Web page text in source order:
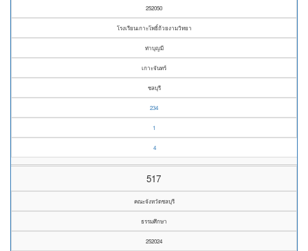
252050
โรงเรียนเกาะโพธิ์ถ้วยงามวิทยา
ท่าบุญมี
เกาะจันทร์
ชลบุรี
234
1
4
517
คณะจังหวัดชลบุรี
ธรรมศึกษา
252024